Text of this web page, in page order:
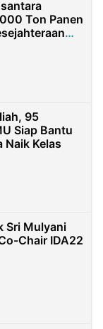
Ton Panen
95
Siap Bantu
Naik Kelas
Sri Mulyani
Chair IDA22